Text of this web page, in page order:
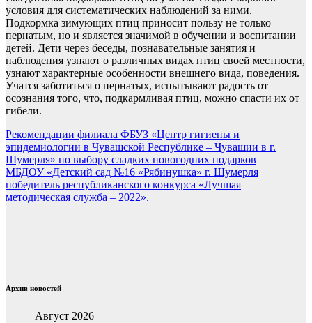
условия для систематических наблюдений за ними.
Подкормка зимующих птиц приносит пользу не только
пернатым, но и является значимой в обучении и воспитании
детей. Дети через беседы, познавательные занятия и
наблюдения узнают о различных видах птиц своей местности,
узнают характерные особенности внешнего вида, поведения.
Учатся заботиться о пернатых, испытывают радость от
осознания того, что, подкармливая птиц, можно спасти их от
гибели.
Навигация
по
записям
Рекомендации филиала ФБУЗ «Центр гигиены и
эпидемиологии в Чувашской Республике – Чувашии в г.
Шумерля» по выбору сладких новогодних подарков
МБДОУ «Детский сад №16 «Рябинушка» г. Шумерля
победитель республиканского конкурса «Лучшая
методическая служба – 2022».
Архив новостей
Август 2026